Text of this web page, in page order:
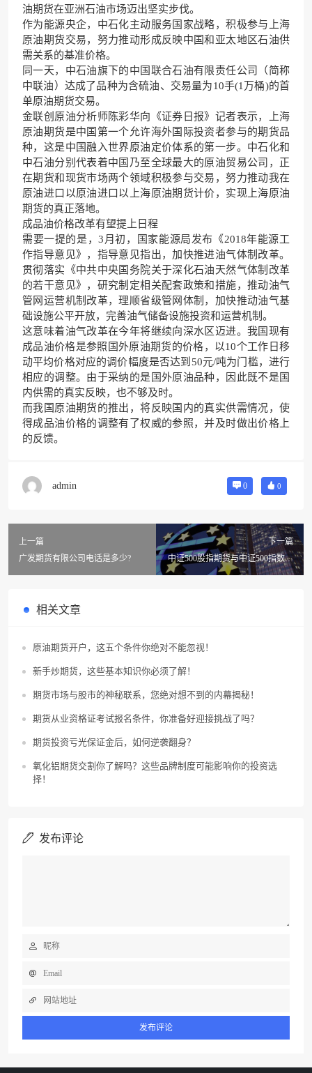
油期货在亚洲石油市场迈出坚实步伐。
作为能源央企，中石化主动服务国家战略，积极参与上海
原油期货交易，努力推动形成反映中国和亚太地区石油供
需关系的基准价格。
同一天，中石油旗下的中国联合石油有限责任公司（简称
中联油）达成了品种为含硫油、交易量为10手(1万桶)的首
单原油期货交易。
金联创原油分析师陈彩华向《证券日报》记者表示，上海
原油期货是中国第一个允许海外国际投资者参与的期货品
种，这是中国融入世界原油定价体系的第一步。中石化和
中石油分别代表着中国乃至全球最大的原油贸易公司，正
在期货和现货市场两个领域积极参与交易，努力推动我在
原油进口以原油进口以上海原油期货计价，实现上海原油
期货的真正落地。
成品油价格改革有望提上日程
需要一提的是，3月初，国家能源局发布《2018年能源工
作指导意见》，指导意见指出，加快推进油气体制改革。
贯彻落实《中共中央国务院关于深化石油天然气体制改革
的若干意见》，研究制定相关配套政策和措施，推动油气
管网运营机制改革，理顺省级管网体制，加快推动油气基
础设施公平开放，完善油气储备设施投资和运营机制。
这意味着油气改革在今年将继续向深水区迈进。我国现有
成品油价格是参照国外原油期货的价格，以10个工作日移
动平均价格对应的调价幅度是否达到50元/吨为门槛，进行
相应的调整。由于采纳的是国外原油品种，因此既不是国
内供需的真实反映，也不够及时。
而我国原油期货的推出，将反映国内的真实供需情况，使
得成品油价格的调整有了权威的参照，并及时做出价格上
的反馈。
admin 0 0
上一篇
广发期货有限公司电话是多少?
下一篇
中证500股指期货与中证500指数有
什么不一样
相关文章
原油期货开户，这五个条件你绝对不能忽视！
新手炒期货，这些基本知识你必须了解！
期货市场与股市的神秘联系，您绝对想不到的内幕揭秘！
期货从业资格证考试报名条件，你准备好迎接挑战了吗？
期货投资亏光保证金后，如何逆袭翻身？
氧化铝期货交割你了解吗？这些品牌制度可能影响你的投资选
择！
发布评论